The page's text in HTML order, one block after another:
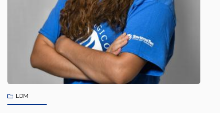
LDM